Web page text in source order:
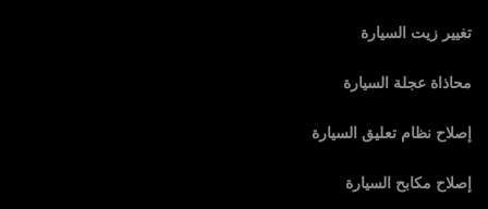
تغيير زيت السيارة
محاذاة عجلة السيارة
إصلاح نظام تعليق السيارة
إصلاح مكابح السيارة